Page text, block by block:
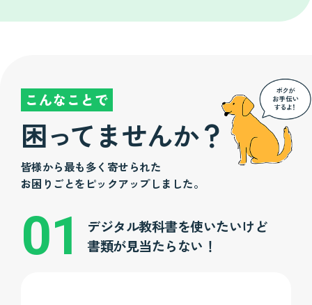
こんなことで
困ってませんか？
皆様から最も多く寄せられた
お困りごとをピックアップしました。
デジタル教科書を使いたいけど
書類が見当たらない！